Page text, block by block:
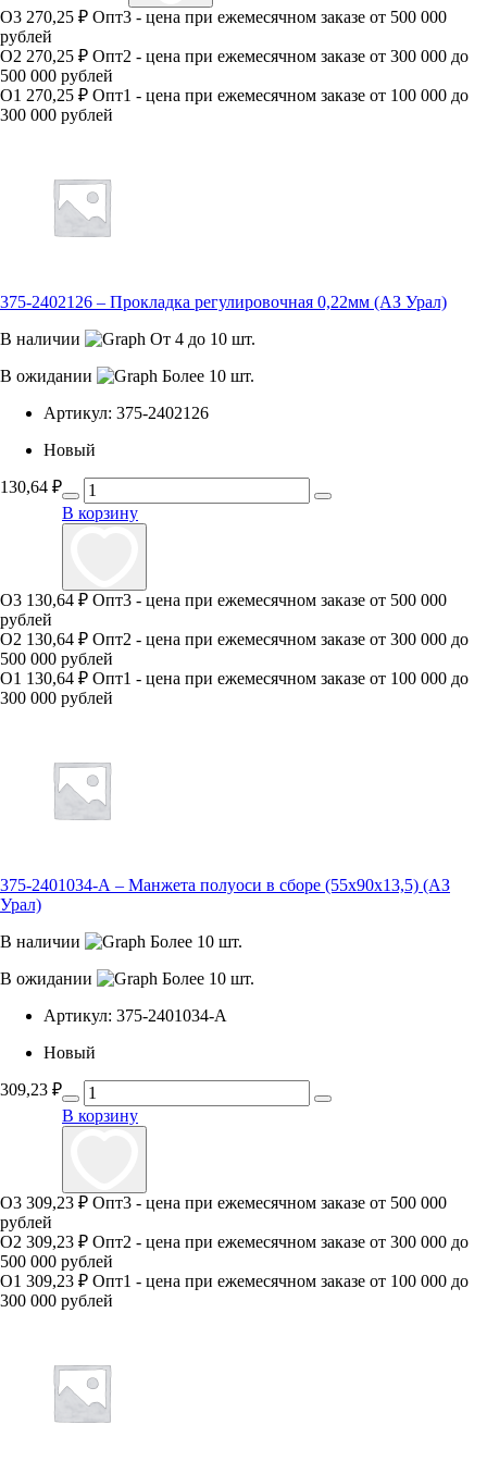
О3 270,25 ₽ Опт3 - цена при ежемесячном заказе от 500 000
рублей
О2 270,25 ₽ Опт2 - цена при ежемесячном заказе от 300 000 до
500 000 рублей
О1 270,25 ₽ Опт1 - цена при ежемесячном заказе от 100 000 до
300 000 рублей
375-2402126 – Прокладка регулировочная 0,22мм (АЗ Урал)
В наличии
От 4 до 10 шт.
В ожидании
Более 10 шт.
Артикул: 375-2402126
Новый
130,64 ₽
В корзину
О3 130,64 ₽ Опт3 - цена при ежемесячном заказе от 500 000
рублей
О2 130,64 ₽ Опт2 - цена при ежемесячном заказе от 300 000 до
500 000 рублей
О1 130,64 ₽ Опт1 - цена при ежемесячном заказе от 100 000 до
300 000 рублей
375-2401034-А – Манжета полуоси в сборе (55х90х13,5) (АЗ
Урал)
В наличии
Более 10 шт.
В ожидании
Более 10 шт.
Артикул: 375-2401034-А
Новый
309,23 ₽
В корзину
О3 309,23 ₽ Опт3 - цена при ежемесячном заказе от 500 000
рублей
О2 309,23 ₽ Опт2 - цена при ежемесячном заказе от 300 000 до
500 000 рублей
О1 309,23 ₽ Опт1 - цена при ежемесячном заказе от 100 000 до
300 000 рублей